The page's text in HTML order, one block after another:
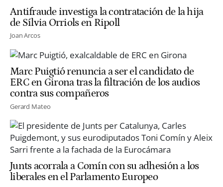
Antifraude investiga la contratación de la hija
de Sílvia Orriols en Ripoll
Joan Arcos
Marc Puigtió renuncia a ser el candidato de
ERC en Girona tras la filtración de los audios
contra sus compañeros
Gerard Mateo
Junts acorrala a Comín con su adhesión a los
liberales en el Parlamento Europeo